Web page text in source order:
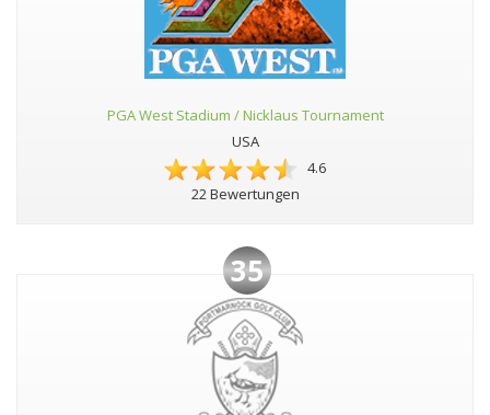
PGA West Stadium / Nicklaus Tournament
USA
4.6
22 Bewertungen
35